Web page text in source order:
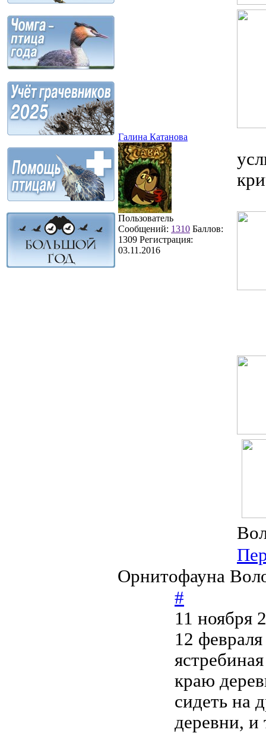
Галина Катанова
Пользователь
Сообщений: 1310 Баллов:
1309 Регистрация:
03.11.2016
Орнитофауна
#
11 ноября
12
краю
сидеть на
деревни, и